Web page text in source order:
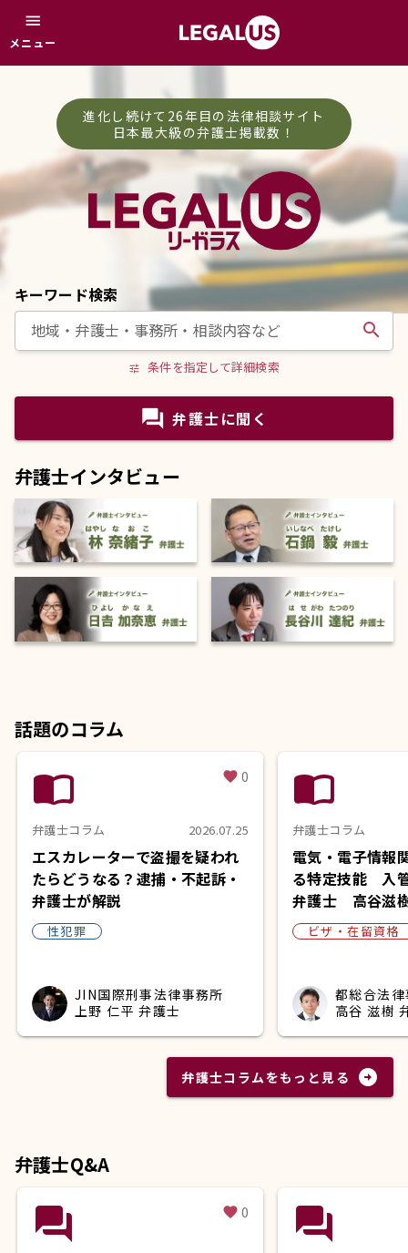
menu
メニュー
進化し続けて26年目の法律相談サイト
日本最大級の弁護士掲載数！
キーワード検索
search
tune 条件を指定して詳細検索
question_answer 弁護士に聞く
弁護士インタビュー
話題のコラム
import_contacts favorite 0
弁護士コラム 2026.07.25
エスカレーターで盗撮を疑われ
たらどうなる？逮捕・不起訴・
弁護士が解説
性犯罪
JIN国際刑事法律事務所
上野 仁平 弁護士
import_contacts
弁護士コラム
電気・電子情報
る特定技能 入
弁護士 高谷滋
ビザ・在留資格
都総合法
高谷 滋樹
弁護士コラムをもっと見る arrow_circle_right
弁護士Q&A
question_answer favorite 0 question_answer